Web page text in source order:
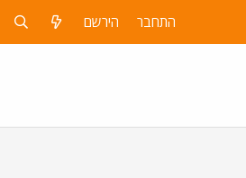
התחבר הירשם